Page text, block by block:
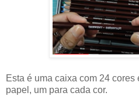
Esta é uma caixa com 24
papel, um para cada cor.